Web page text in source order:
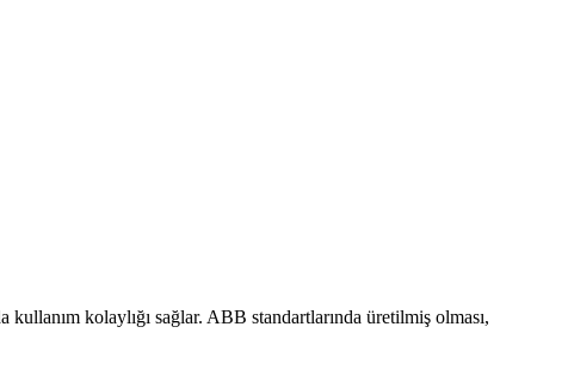
kolaylığı sağlar. ABB standartlarında üretilmiş olması,